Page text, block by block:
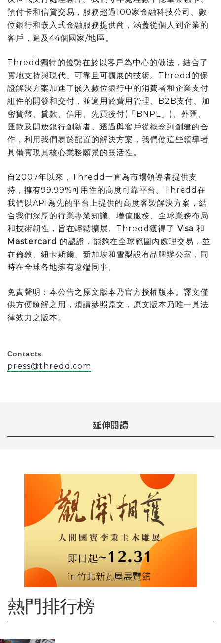
預付卡和信貸交易，服務超過100家金融科技公司、數
位銀行和嵌入式金融服務提供商，涵蓋從個人到企業的
客戶，遍及44個國家/地區。
Thredd獨特的優勢在於以客戶為中心的做法，結合了
實地支持與現代、可靠且可擴展的技術。Thredd的保
證解決方案加速了嵌入數位銀行中的消費者和企業支付
組件的開發和交付，並適用於費用管理、B2B支付、加
密貨幣、貸款、信用、先買後付(「BNPL」)、外匯、
匯款及開放銀行創新者。透過與客戶從概念到創建的合
作，利用我們易於配置的解決方案，我們使這些領導者
具備實現其核心業務願景的靈活性。
自2007年以來，Thredd一直為市場領導者提供支
持，擁有99.99%可用性的高度可靠平台。Thredd在
我們以API為先的平台上提供的高度客製解決方案，結
合我們深厚的行業專業知識、增值服務、全球業務布局
和技術韌性，旨在輕鬆擴展。Thredd獲得了 Visa 和
Mastercard 的認證，能夠在全球範圍內處理交易，並
在倫敦、紐卡斯爾、新加坡和雪梨設有品牌辦公室，同
時在全球各地擁有遠端同事。
免責聲明：本公告之原文版本乃官方授權版本。譯文僅
供方便瞭解之用，煩請參照原文，原文版本乃唯一具法
律效力之版本。
Contacts
press@thredd.com
延伸閱讀
熱門排行榜